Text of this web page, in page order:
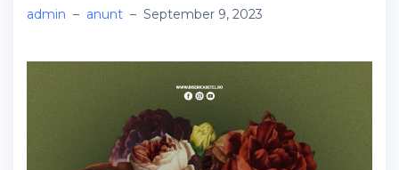
admin – anunt – September 9, 2023